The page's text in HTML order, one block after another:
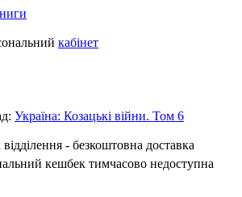
кабінет
Україна: Козацькі війни. Том 6
- безкоштовна доставка
кешбек тимчасово недоступна